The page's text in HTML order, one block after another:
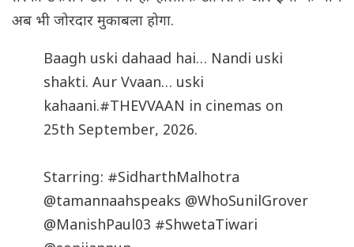
अब भी जोरदार मुकाबला होगा.
Baagh uski dahaad hai… Nandi uski
shakti. Aur Vvaan… uski
kahaani.#THEVVAAN in cinemas on
25th September, 2026.
Starring: #SidharthMalhotra
@tamannaahspeaks @WhoSunilGrover
@ManishPaul03 #ShwetaTiwari